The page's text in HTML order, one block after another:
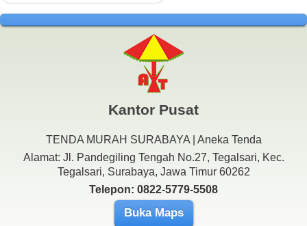
Kantor Pusat
TENDA MURAH SURABAYA | Aneka Tenda
Alamat: Jl. Pandegiling Tengah No.27, Tegalsari, Kec.
Tegalsari, Surabaya, Jawa Timur 60262
Telepon: 0822-5779-5508
Buka Maps